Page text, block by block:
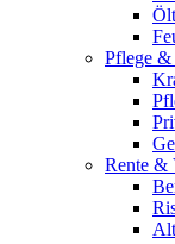
Pflege
Rente &